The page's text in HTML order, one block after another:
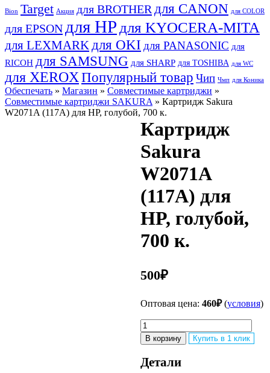
Bion Target Акция для BROTHER для CANON для COLOR
для EPSON для HP для KYOCERA-MITA
для LEXMARK для OKI для PANASONIC для
RICOH для SAMSUNG для SHARP для TOSHIBA для WC
для XEROX Популярный товар Чип Чмп для Коника
Обеспечать » Магазин » Совместимые картриджи »
Совместимые картриджи SAKURA » Картридж Sakura
W2071A (117A) для HP, голубой, 700 к.
Картридж
Sakura
W2071A
(117A) для
HP, голубой,
700 к.
500₽
Оптовая цена: 460₽(условия)
Количество
товара
Картридж
Sakura
W2071A
В корзину Купить в 1 клик
Детали